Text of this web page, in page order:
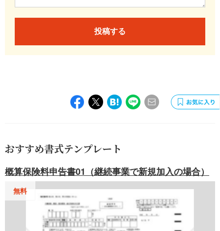
投稿する
おすすめ書式テンプレート
概算保険料申告書01（継続事業で新規加入の場合）
無料